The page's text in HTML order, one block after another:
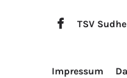
TSV
Impressum